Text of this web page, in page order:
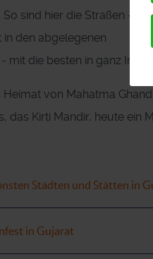
sind hier die Straßen -
den abgelegenen
die besten in ganz Indien.
von Mahatma
das Kirti Mandir, heute ein
Städten und Stätten in
in Gujarat